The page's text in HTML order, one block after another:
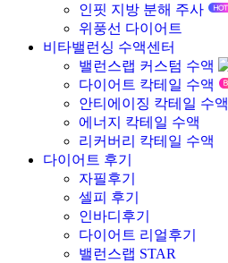
인핏 지방 분해 주사
위풍선 다이어트
비타밸런싱 수액센터
밸런스랩 커스텀 수액
다이어트 칵테일 수액
안티에이징 칵테일 수액
에너지 칵테일 수액
리커버리 칵테일 수액
다이어트 후기
자필후기
셀피 후기
인바디후기
다이어트 리얼후기
밸런스랩 STAR